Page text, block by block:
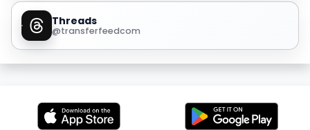
Threads
@transferfeedcom